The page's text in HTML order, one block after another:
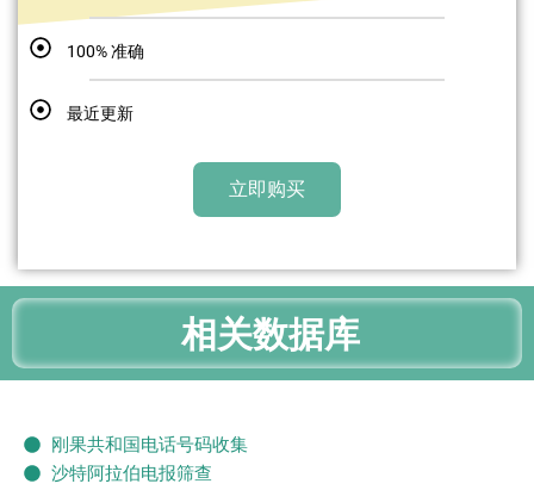
100% 准确
最近更新
立即购买
相关数据库
刚果共和国电话号码收集
沙特阿拉伯电报筛查